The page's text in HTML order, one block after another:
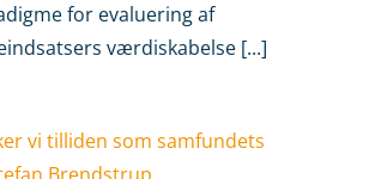
for evaluering af
værdiskabelse [...]